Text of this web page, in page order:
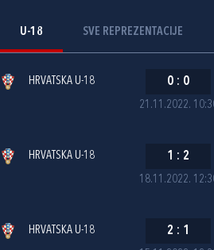
U-18 SVE REPREZENTACIJE
21.11.2022.
HRVATSKA U-18 0 : 0
18.11.2022.
HRVATSKA U-18 1 : 2
HRVATSKA U-18 2 : 1